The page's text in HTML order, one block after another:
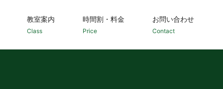
教室案内
Class
時間割・料金
Price
お問い合わせ
Contact